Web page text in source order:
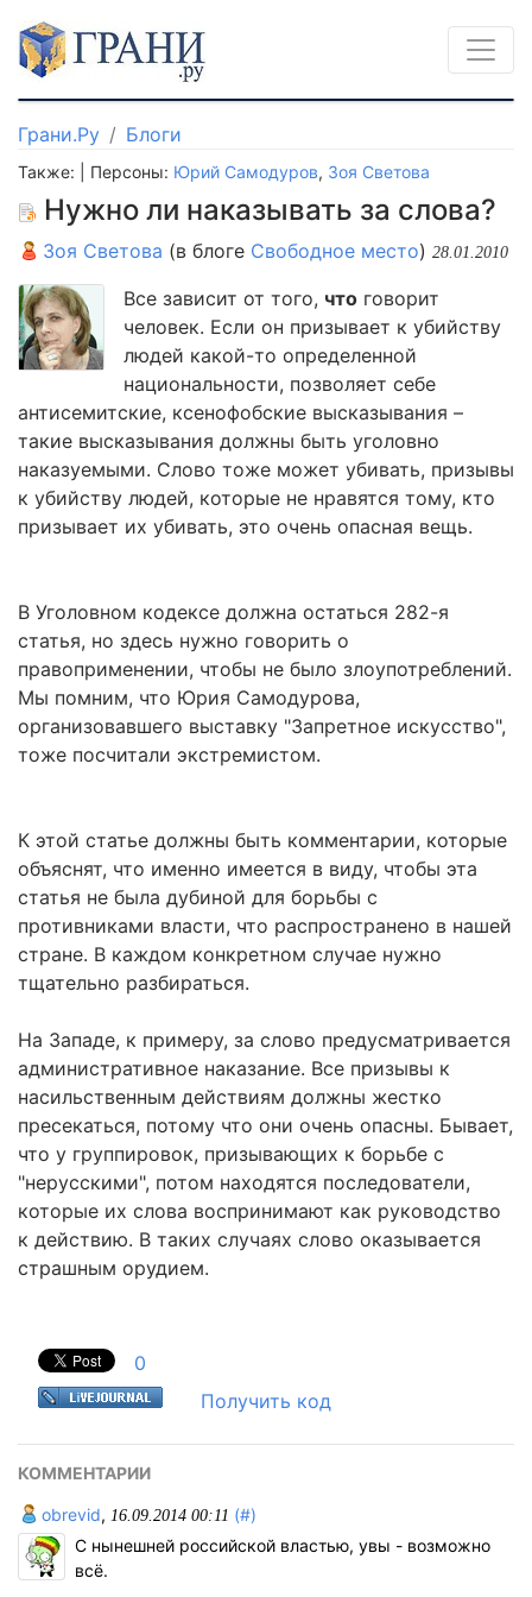
Грани.Ру Блоги
Также: | Персоны: Юрий Самодуров, Зоя Светова
Нужно ли наказывать за слова?
Зоя Светова (в блоге Свободное место) 28.01.2010
Все зависит от того, что говорит
человек. Если он призывает к убийству
людей какой-то определенной
национальности, позволяет себе
антисемитские, ксенофобские высказывания –
такие высказывания должны быть уголовно
наказуемыми. Слово тоже может убивать, призывы
к убийству людей, которые не нравятся тому, кто
призывает их убивать, это очень опасная вещь.
В Уголовном кодексе должна остаться 282-я
статья, но здесь нужно говорить о
правоприменении, чтобы не было злоупотреблений.
Мы помним, что Юрия Самодурова,
организовавшего выставку "Запретное искусство",
тоже посчитали экстремистом.
К этой статье должны быть комментарии, которые
объяснят, что именно имеется в виду, чтобы эта
статья не была дубиной для борьбы с
противниками власти, что распространено в нашей
стране. В каждом конкретном случае нужно
тщательно разбираться.
На Западе, к примеру, за слово предусматривается
административное наказание. Все призывы к
насильственным действиям должны жестко
пресекаться, потому что они очень опасны. Бывает,
что у группировок, призывающих к борьбе с
"нерусскими", потом находятся последователи,
которые их слова воспринимают как руководство
к действию. В таких случаях слово оказывается
страшным орудием.
0
Получить код
КОММЕНТАРИИ
obrevid, 16.09.2014 00:11 (#)
С нынешней российской властью, увы - возможно
всё.